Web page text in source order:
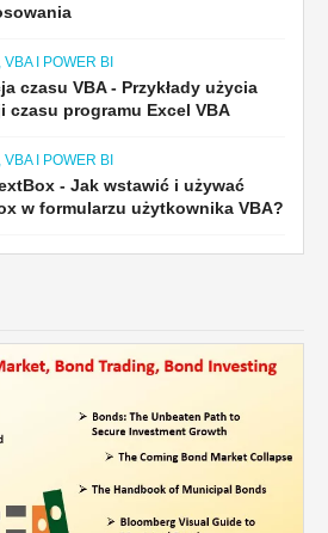
VBA I POWER BI
czasu VBA - Przykłady użycia
czasu programu Excel VBA
VBA I POWER BI
- Jak wstawić i używać
w formularzu użytkownika VBA?